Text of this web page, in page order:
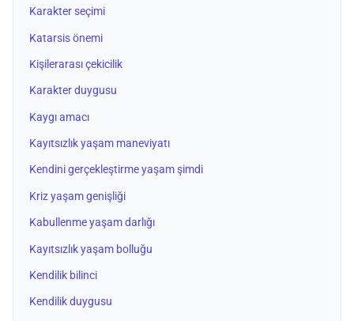
Karakter seçimi
Katarsis önemi
Kişilerarası çekicilik
Karakter duygusu
Kaygı amacı
Kayıtsızlık yaşam maneviyatı
Kendini gerçekleştirme yaşam şimdi
Kriz yaşam genişliği
Kabullenme yaşam darlığı
Kayıtsızlık yaşam bolluğu
Kendilik bilinci
Kendilik duygusu